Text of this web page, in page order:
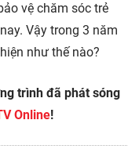
vệ chăm sóc trẻ
Vậy trong 3 năm
như thế nào?
trình đã phát sóng
Online!